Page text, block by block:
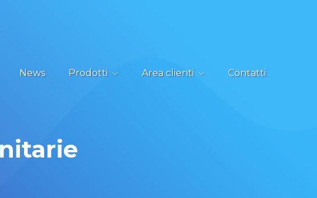
News Prodotti Area clienti Contatti